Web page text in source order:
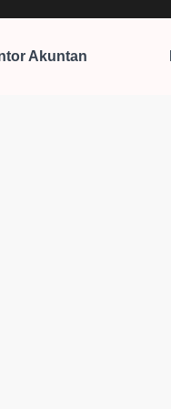
Akuntan